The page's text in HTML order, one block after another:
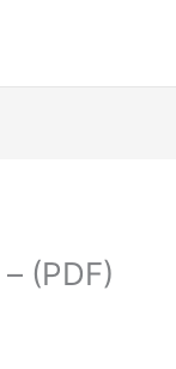
(PDF)